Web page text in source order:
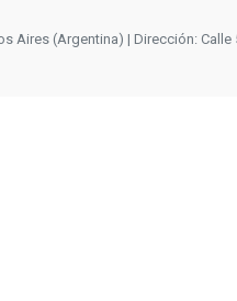
(Argentina) | Dirección: Calle